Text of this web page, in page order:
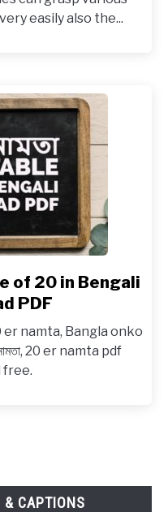
easily also the...
of 20 in Bengali
PDF
namta, Bangla onko
20 er namta pdf
free.
& CAPTIONS